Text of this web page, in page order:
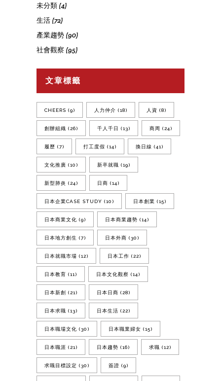
未分類 (4)
生活 (72)
產業趨勢 (90)
社會觀察 (95)
文章標籤
CHEERS (9) 人力仲介 (18) 人資 (8)
創辦組織 (26) 千人千日 (13) 商周 (24)
履歷 (7) 打工度假 (14) 換日線 (41)
文化推廣 (10) 新卒就職 (19)
新型肺炎 (24) 日商 (14)
日本企業CASE STUDY (10) 日本創業 (15)
日本商業文化 (9) 日本商業趨勢 (14)
日本地方創生 (7) 日本外商 (30)
日本就職市場 (12) 日本工作 (22)
日本教育 (11) 日本文化觀察 (14)
日本新創 (21) 日本日商 (28)
日本求職 (13) 日本生活 (22)
日本職場文化 (30) 日本職業婦女 (15)
日本職涯 (21) 日本趨勢 (16) 求職 (12)
求職目標設定 (30) 簽證 (9)